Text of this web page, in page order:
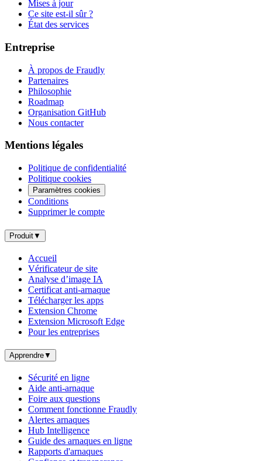
Mises à jour
Ce site est-il sûr ?
État des services
Entreprise
À propos de Fraudly
Partenaires
Philosophie
Roadmap
Organisation GitHub
Nous contacter
Mentions légales
Politique de confidentialité
Politique cookies
Paramètres cookies
Conditions
Supprimer le compte
Produit▼
Accueil
Vérificateur de site
Analyse d’image IA
Certificat anti-arnaque
Télécharger les apps
Extension Chrome
Extension Microsoft Edge
Pour les entreprises
Apprendre▼
Sécurité en ligne
Aide anti-arnaque
Foire aux questions
Comment fonctionne Fraudly
Alertes arnaques
Hub Intelligence
Guide des arnaques en ligne
Rapports d'arnaques